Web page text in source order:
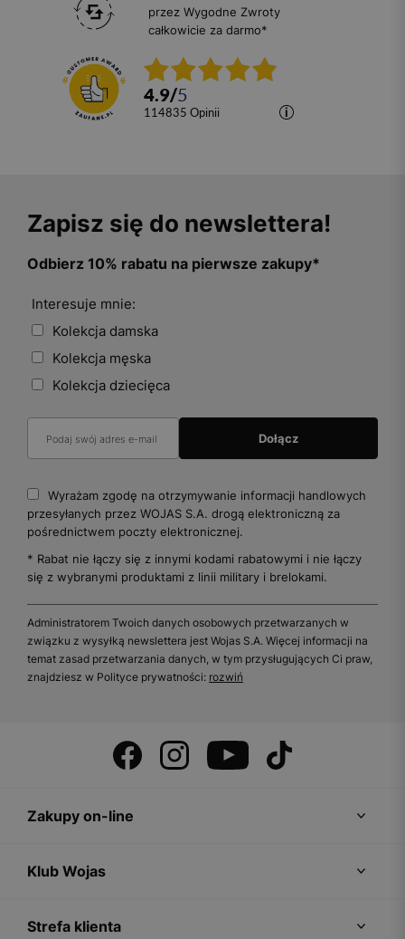
przez Wygodne Zwroty
całkowicie za darmo*
4.9/5
114835 opinii
Zapisz się do newslettera!
Odbierz 10% rabatu na pierwsze zakupy*
Interesuje mnie:
Kolekcja damska
Kolekcja męska
Kolekcja dziecięca
Wyrażam zgodę na otrzymywanie informacji handlowych
przesyłanych przez WOJAS S.A. drogą elektroniczną za
pośrednictwem poczty elektronicznej.
* Rabat nie łączy się z innymi kodami rabatowymi i nie łączy
się z wybranymi produktami z linii military i brelokami.
Administratorem Twoich danych osobowych przetwarzanych w
związku z wysyłką newslettera jest Wojas S.A. Więcej informacji na
temat zasad przetwarzania danych, w tym przysługujących Ci praw,
znajdziesz w Polityce prywatności: rozwiń
Zakupy on-line
Klub Wojas
Strefa klienta